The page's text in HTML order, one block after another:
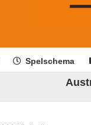
Spelschema